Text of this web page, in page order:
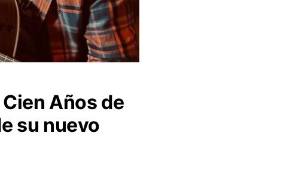
Años de
su nuevo